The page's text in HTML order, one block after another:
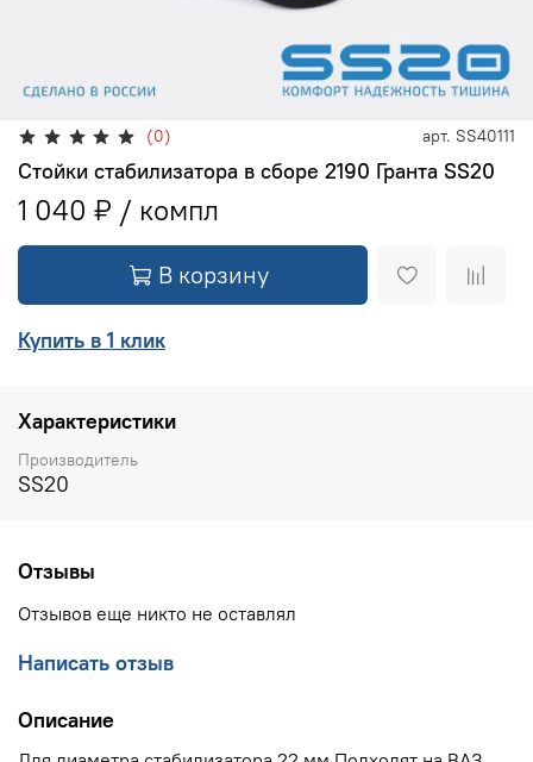
(0) арт. SS40111
Стойки стабилизатора в сборе 2190 Гранта SS20
1 040 ₽
В корзину
Купить в 1 клик
Характеристики
Производитель
SS20
Отзывы
Отзывов еще никто не оставлял
Написать отзыв
Описание